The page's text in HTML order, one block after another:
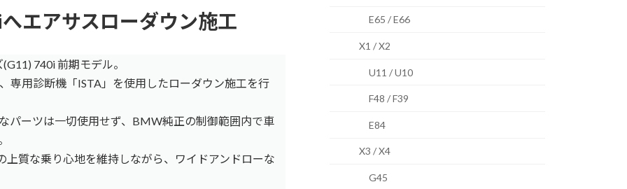
エアサスローダウン施工
740i 前期モデル。
専用診断機「ISTA」を使用したローダウン施工を行
パーツは一切使用せず、BMW純正の制御範囲内で車
質な乗り心地を維持しながら、ワイドアンドローな
E65 / E66
X1 / X2
U11 / U10
F48 / F39
E84
X3 / X4
G45